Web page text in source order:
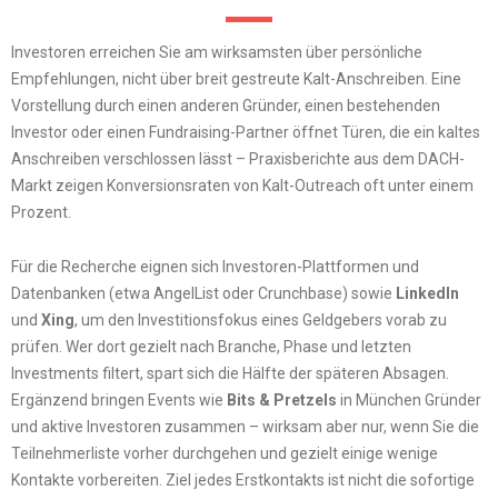
Investoren erreichen Sie am wirksamsten über persönliche
Empfehlungen, nicht über breit gestreute Kalt-Anschreiben. Eine
Vorstellung durch einen anderen Gründer, einen bestehenden
Investor oder einen Fundraising-Partner öffnet Türen, die ein kaltes
Anschreiben verschlossen lässt – Praxisberichte aus dem DACH-
Markt zeigen Konversionsraten von Kalt-Outreach oft unter einem
Prozent.
Für die Recherche eignen sich Investoren-Plattformen und
Datenbanken (etwa AngelList oder Crunchbase) sowie LinkedIn
und Xing, um den Investitionsfokus eines Geldgebers vorab zu
prüfen. Wer dort gezielt nach Branche, Phase und letzten
Investments filtert, spart sich die Hälfte der späteren Absagen.
Ergänzend bringen Events wie Bits & Pretzels in München Gründer
und aktive Investoren zusammen – wirksam aber nur, wenn Sie die
Teilnehmerliste vorher durchgehen und gezielt einige wenige
Kontakte vorbereiten. Ziel jedes Erstkontakts ist nicht die sofortige